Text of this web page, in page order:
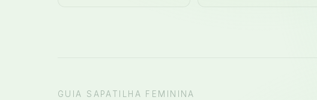
GUIA SAPATILHA FEMININA